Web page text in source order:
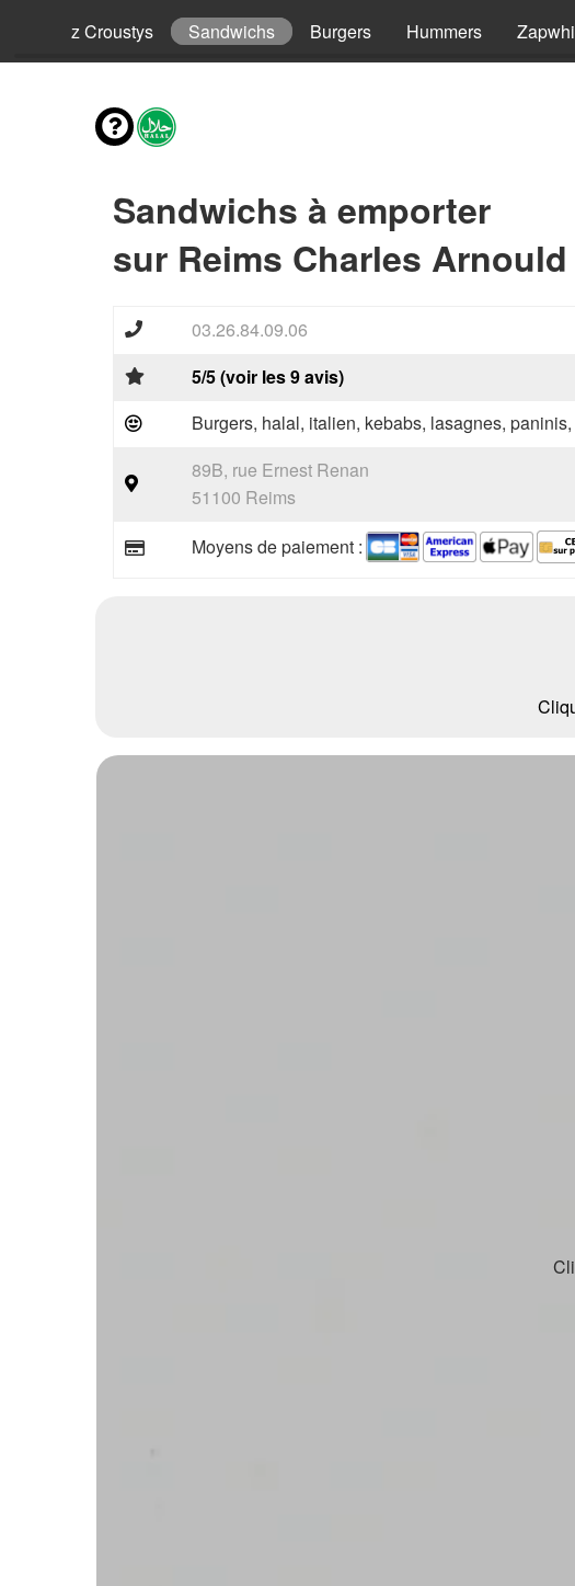
Riz Croustys Sandwichs Burgers Hummers
Sandwichs à emporter
sur Reims Charles Arnould
03.26.84.09.06
5/5 (voir les 9 avis)
Burgers, halal, italien, kebabs, lasagnes,
89B, rue Ernest Renan
51100 Reims
Moyens de paiement :